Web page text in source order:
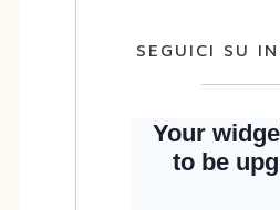
SEGUICI SU